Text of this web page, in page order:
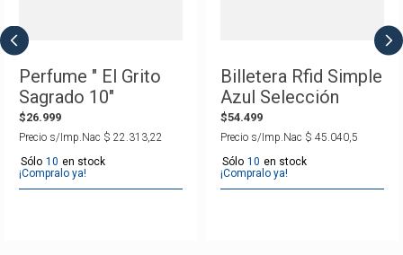
Perfume " El Grito
Sagrado 10"
Selección Argentina
$26.999
Precio s/Imp.Nac $ 22 313 22
10
¡Compralo ya!
Billetera Rfid Simple
Azul Selección
Argentina AFA
$54.499
Precio s/Imp.Nac $ 45 040 5
10
¡Compralo ya!